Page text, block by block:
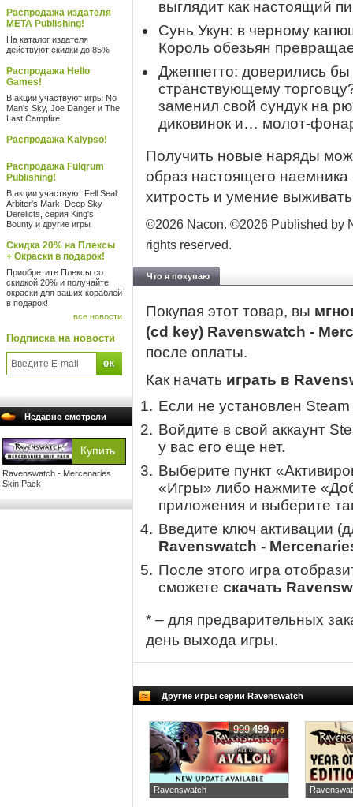
Распродажа издателя
META Publishing!
На каталог издателя
действуют скидки до 85%
Распродажа Hello
Games!
В акции участвуют игры No
Man's Sky, Joe Danger и The
Last Campfire
Распродажа Kalypso!
Распродажа Fulqrum
Publishing!
В акции участвуют Fell Seal:
Arbiter's Mark, Deep Sky
Derelicts, серия King's
Bounty и другие игры
Скидка 20% на Плексы
+ Окраски в подарок!
Приобретите Плексы со
скидкой 20% и получайте
окраски для ваших кораблей
в подарок!
все новости
Подписка на новости
Недавно смотрели
Ravenswatch - Mercenaries
Skin Pack
выглядит как настоящий
Сунь Укун: в черному
Король обезьян
Джеппетто: доверились
странствующему
заменил свой сундук на
диковинок и… молот-
Получить новые наряды
образ настоящего наемника
хитрость и умение
©2026 Nacon. ©2026 Published by
rights reserved.
Что я покупаю
Покупая этот товар, вы
(cd key) Ravenswatch -
после оплаты.
Как начать играть в
Если не установлен
Войдите в свой аккаунт
у вас его еще нет.
Выберите пункт
«Игры» либо нажмите
приложения и выберите
Введите ключ активации
Ravenswatch -
После этого игра
сможете скачать
* – для предварительных
день выхода игры.
Другие игры серии Ravenswatch
Ravenswatch
999 499руб